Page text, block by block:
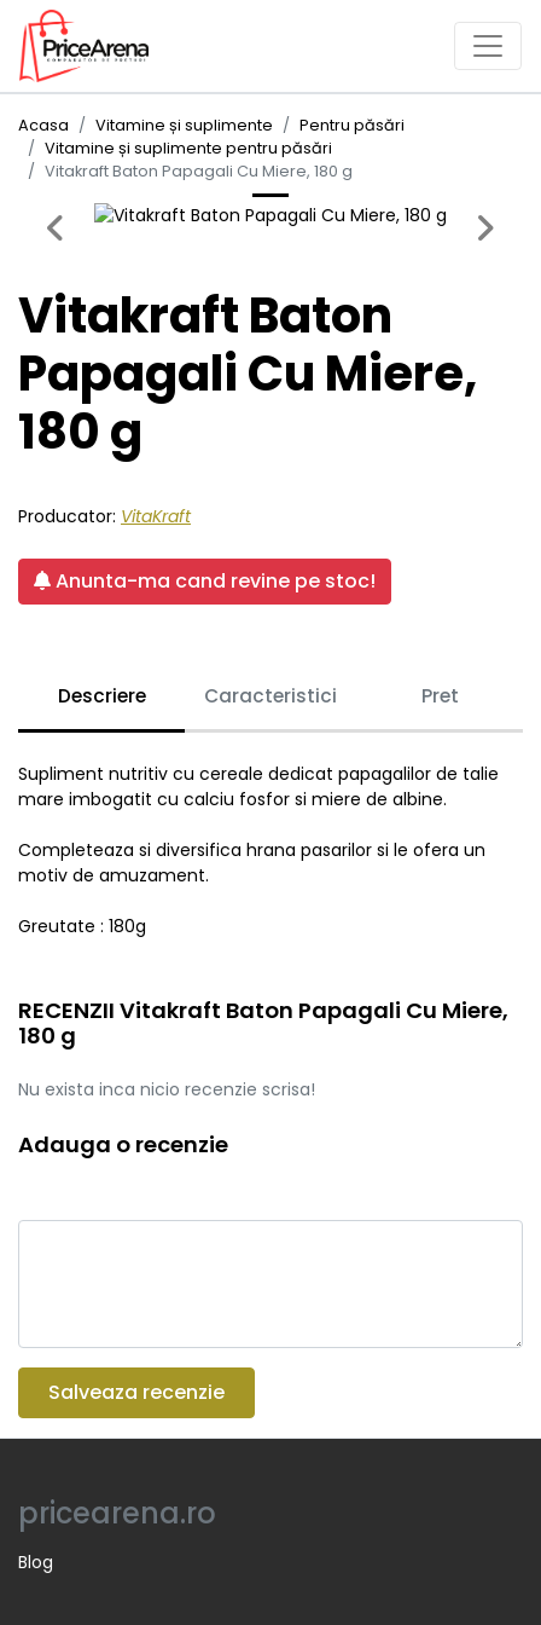
Acasa Vitamine și suplimente
Pentru păsări
Vitamine și suplimente pentru păsări
Vitakraft Baton Papagali Cu Miere, 180 g
Previous Next
Vitakraft Baton
Papagali Cu Miere,
180 g
Producator: VitaKraft
Anunta-ma cand revine pe stoc!
Descriere Caracteristici Pret
Supliment nutritiv cu cereale dedicat papagalilor de talie
mare imbogatit cu calciu fosfor si miere de albine.
Completeaza si diversifica hrana pasarilor si le ofera un
motiv de amuzament.
Greutate : 180g
RECENZII Vitakraft Baton Papagali Cu Miere,
180 g
Nu exista inca nicio recenzie scrisa!
Adauga o recenzie
Salveaza recenzie
pricearena.ro
Blog